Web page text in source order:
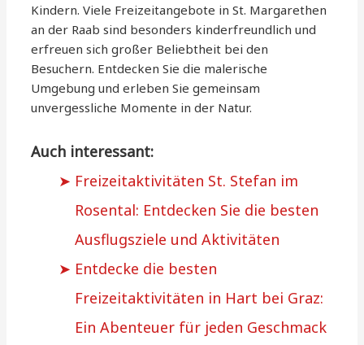
Kindern. Viele Freizeitangebote in St. Margarethen
an der Raab sind besonders kinderfreundlich und
erfreuen sich großer Beliebtheit bei den
Besuchern. Entdecken Sie die malerische
Umgebung und erleben Sie gemeinsam
unvergessliche Momente in der Natur.
Auch interessant:
Freizeitaktivitäten St. Stefan im
Rosental: Entdecken Sie die besten
Ausflugsziele und Aktivitäten
Entdecke die besten
Freizeitaktivitäten in Hart bei Graz:
Ein Abenteuer für jeden Geschmack